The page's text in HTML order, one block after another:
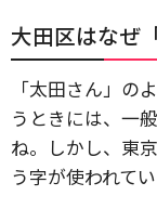
大田区はなぜ
「太田さん」の
うときには、一
ね。しかし、東
う字が使われてい